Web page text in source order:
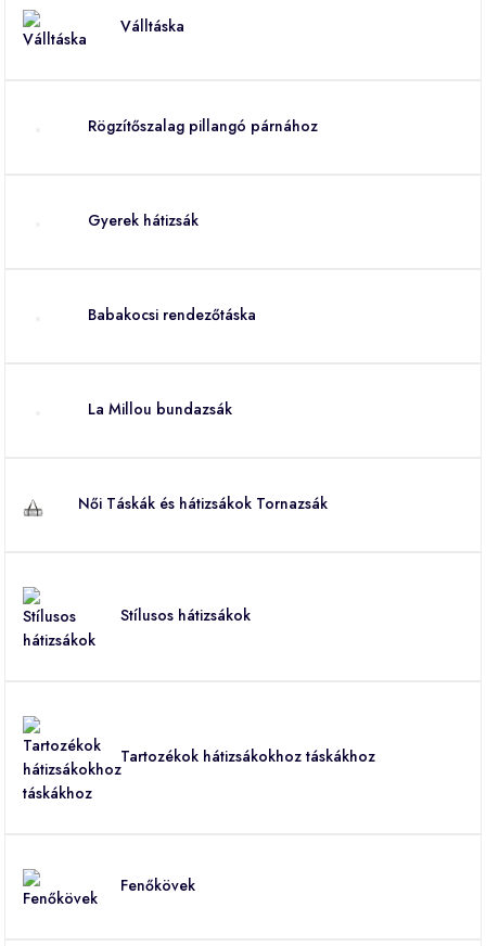
Válltáska
Rögzítőszalag pillangó párnához
Gyerek hátizsák
Babakocsi rendezőtáska
La Millou bundazsák
Női Táskák és hátizsákok Tornazsák
Stílusos hátizsákok
Tartozékok hátizsákokhoz táskákhoz
Fenőkövek